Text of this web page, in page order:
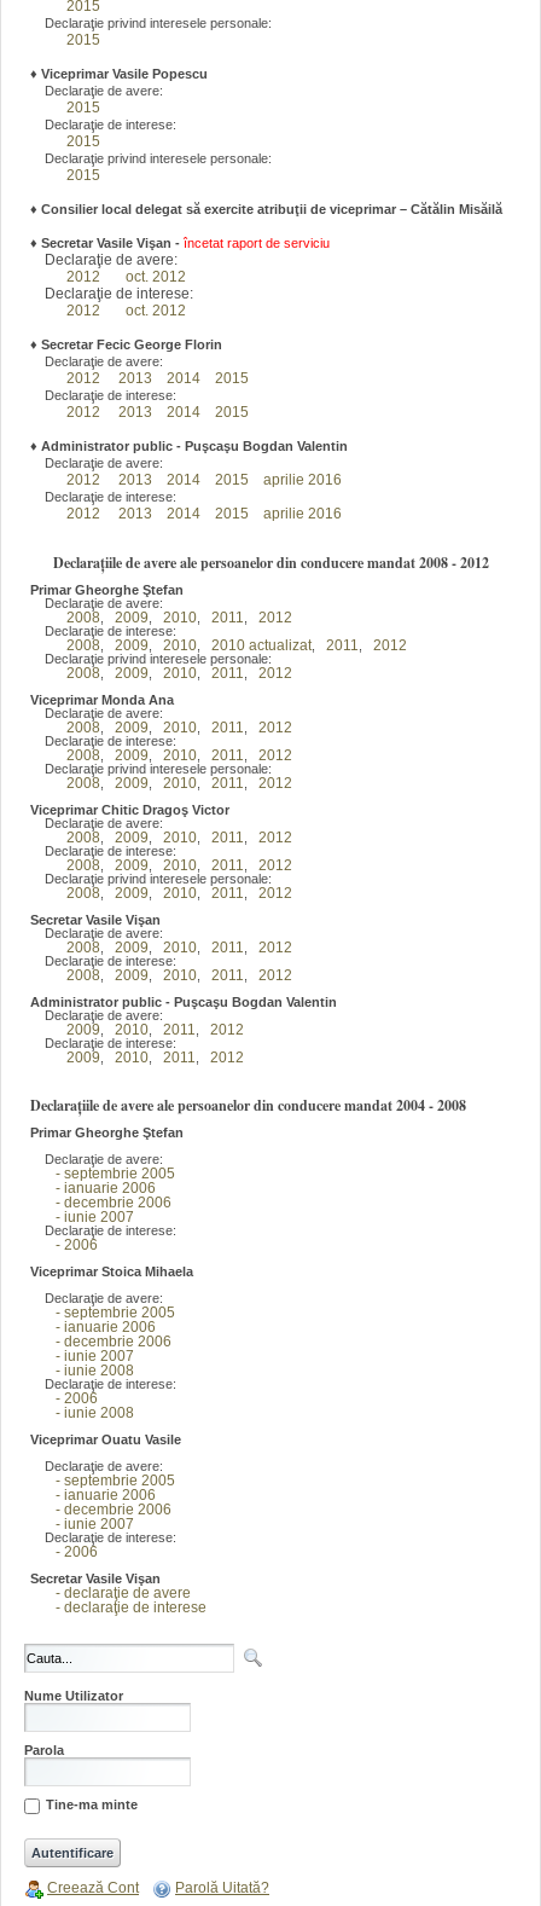
2015
Declaraţie privind interesele personale:
2015
♦ Viceprimar Vasile Popescu
Declaraţie de avere:
2015
Declaraţie de interese:
2015
Declaraţie privind interesele personale:
2015
♦ Consilier local delegat să exercite atribuţii de viceprimar – Cătălin Misăilă
♦ Secretar Vasile Vişan - încetat raport de serviciu
Declaraţie de avere:
2012
oct. 2012
Declaraţie de interese:
2012
oct. 2012
♦ Secretar Fecic George Florin
Declaraţie de avere:
2012 2013 2014 2015
Declaraţie de interese:
2012 2013 2014 2015
♦ Administrator public - Puşcaşu Bogdan Valentin
Declaraţie de avere:
2012 2013 2014 2015 aprilie 2016
Declaraţie de interese:
2012 2013 2014 2015 aprilie 2016
Declarațiile de avere ale persoanelor din conducere mandat 2008 - 2012
Primar Gheorghe Ştefan
Declaraţie de avere:
2008 2009 2010 2011 2012
Declaraţie de interese:
2008 2009 2010 2010 actualizat 2011 2012
Declaraţie privind interesele personale:
2008 2009 2010 2011 2012
Viceprimar Monda Ana
Declaraţie de avere:
2008 2009 2010 2011 2012
Declaraţie de interese:
2008 2009 2010 2011 2012
Declaraţie privind interesele personale:
2008 2009 2010 2011 2012
Viceprimar Chitic Dragoş Victor
Declaraţie de avere:
2008 2009 2010 2011 2012
Declaraţie de interese:
2008 2009 2010 2011 2012
Declaraţie privind interesele personale:
2008 2009 2010 2011 2012
Secretar Vasile Vişan
Declaraţie de avere:
2008 2009 2010 2011 2012
Declaraţie de interese:
2008 2009 2010 2011 2012
Administrator public - Puşcaşu Bogdan Valentin
Declaraţie de avere:
2009 2010 2011 2012
Declaraţie de interese:
2009 2010 2011 2012
Declarațiile de avere ale persoanelor din conducere mandat 2004 - 2008
Primar Gheorghe Ştefan
Declaraţie de avere:
- septembrie 2005
- ianuarie 2006
- decembrie 2006
- iunie 2007
Declaraţie de interese:
- 2006
Viceprimar Stoica Mihaela
Declaraţie de avere:
- septembrie 2005
- ianuarie 2006
- decembrie 2006
- iunie 2007
- iunie 2008
Declaraţie de interese:
- 2006
- iunie 2008
Viceprimar Ouatu Vasile
Declaraţie de avere:
- septembrie 2005
- ianuarie 2006
- decembrie 2006
- iunie 2007
Declaraţie de interese:
- 2006
Secretar Vasile Vişan
- declaraţie de avere
- declaraţie de interese
Nume Utilizator
Parola
Tine-ma minte
Creează Cont Parolă Uitată?